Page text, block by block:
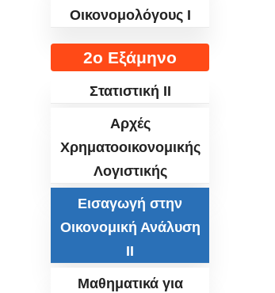
Οικονομολόγους Ι
2ο Εξάμηνο
Στατιστική II
Αρχές
Χρηματοοικονομικής
Λογιστικής
Εισαγωγή στην
Οικονομική Ανάλυση
ΙΙ
Μαθηματικά για